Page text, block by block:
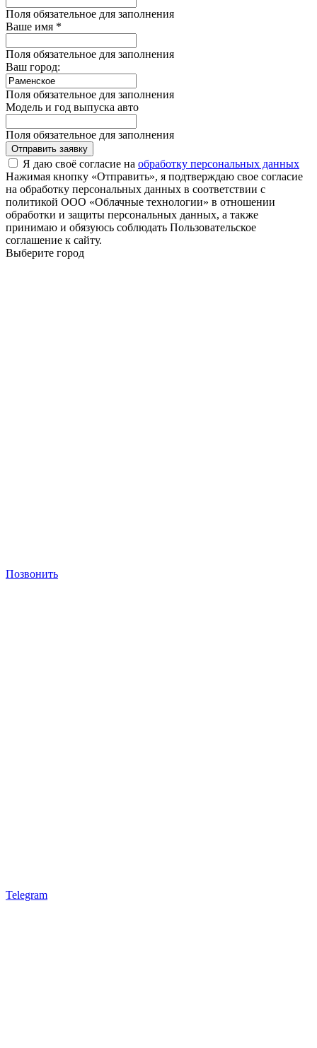
Поля обязательное для заполнения
Ваше имя *
Поля обязательное для заполнения
Ваш город:
Поля обязательное для заполнения
Модель и год выпуска авто
Поля обязательное для заполнения
Отправить заявку
Я даю своё согласие на обработку персональных данных
Нажимая кнопку «Отправить», я подтверждаю свое согласие
на обработку персональных данных в соответствии с
политикой ООО «Облачные технологии» в отношении
обработки и защиты персональных данных, а также
принимаю и обязуюсь соблюдать Пользовательское
соглашение к сайту.
Выберите город
Позвонить
Telegram